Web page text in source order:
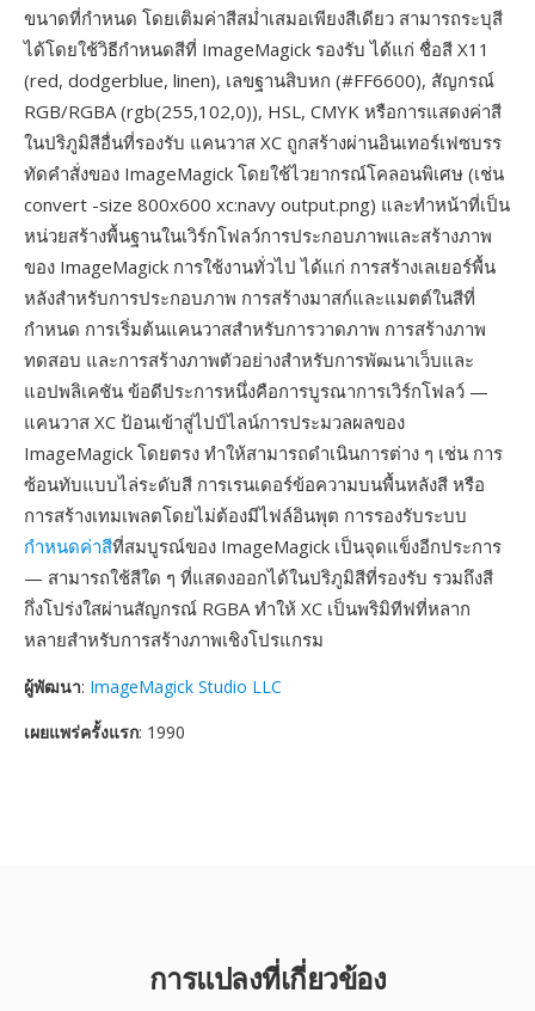
ขนาดที่กำหนด โดยเติมค่าสีสม่ำเสมอเพียงสีเดียว สามารถระบุสี
ได้โดยใช้วิธีกำหนดสีที่ ImageMagick รองรับ ได้แก่ ชื่อสี X11
(red, dodgerblue, linen), เลขฐานสิบหก (#FF6600), สัญกรณ์
RGB/RGBA (rgb(255,102,0)), HSL, CMYK หรือการแสดงค่าสี
ในปริภูมิสีอื่นที่รองรับ แคนวาส XC ถูกสร้างผ่านอินเทอร์เฟซบรร
ทัดคำสั่งของ ImageMagick โดยใช้ไวยากรณ์โคลอนพิเศษ (เช่น
convert -size 800x600 xc:navy output.png) และทำหน้าที่เป็น
หน่วยสร้างพื้นฐานในเวิร์กโฟลว์การประกอบภาพและสร้างภาพ
ของ ImageMagick การใช้งานทั่วไป ได้แก่ การสร้างเลเยอร์พื้น
หลังสำหรับการประกอบภาพ การสร้างมาสก์และแมตต์ในสีที่
กำหนด การเริ่มต้นแคนวาสสำหรับการวาดภาพ การสร้างภาพ
ทดสอบ และการสร้างภาพตัวอย่างสำหรับการพัฒนาเว็บและ
แอปพลิเคชัน ข้อดีประการหนึ่งคือการบูรณาการเวิร์กโฟลว์ —
แคนวาส XC ป้อนเข้าสู่ไปป์ไลน์การประมวลผลของ
ImageMagick โดยตรง ทำให้สามารถดำเนินการต่าง ๆ เช่น การ
ซ้อนทับแบบไล่ระดับสี การเรนเดอร์ข้อความบนพื้นหลังสี หรือ
การสร้างเทมเพลตโดยไม่ต้องมีไฟล์อินพุต การรองรับระบบ
กำหนดค่าสีที่สมบูรณ์ของ ImageMagick เป็นจุดแข็งอีกประการ
— สามารถใช้สีใด ๆ ที่แสดงออกได้ในปริภูมิสีที่รองรับ รวมถึงสี
กึ่งโปร่งใสผ่านสัญกรณ์ RGBA ทำให้ XC เป็นพริมิทีฟที่หลาก
หลายสำหรับการสร้างภาพเชิงโปรแกรม
ผู้พัฒนา: ImageMagick Studio LLC
เผยแพร่ครั้งแรก: 1990
การแปลงที่เกี่ยวข้อง